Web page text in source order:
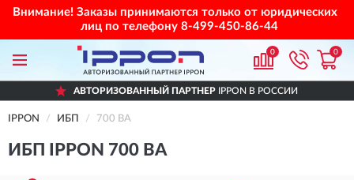
Внимание! Заказы принимаются только от юридических
лиц по телефону 8-499-450-86-44
0 0
АВТОРИЗОВАННЫЙ ПАРТНЕРIPPON В РОССИИ
IPPON ИБП 700 ВА
ИБП IPPON 700 ВА